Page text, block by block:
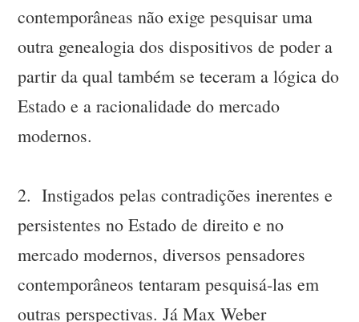
contemporâneas não exige pesquisar uma
outra genealogia dos dispositivos de poder a
partir da qual também se teceram a lógica do
Estado e a racionalidade do mercado
modernos.
2. Instigados pelas contradições inerentes e
persistentes no Estado de direito e no
mercado modernos, diversos pensadores
contemporâneos tentaram pesquisá-las em
outras perspectivas. Já Max Weber